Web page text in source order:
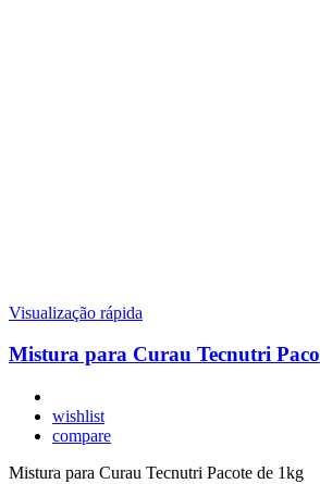
Visualização rápida
Mistura para Curau Tecnutri
wishlist
compare
Mistura para Curau Tecnutri Pacote de 1kg